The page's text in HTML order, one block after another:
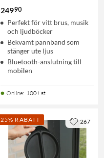
24990
Perfekt för vitt brus, musik
och ljudböcker
Bekvämt pannband som
stänger ute ljus
Bluetooth-anslutning till
mobilen
Online: 100+ st
25% RABATT 267